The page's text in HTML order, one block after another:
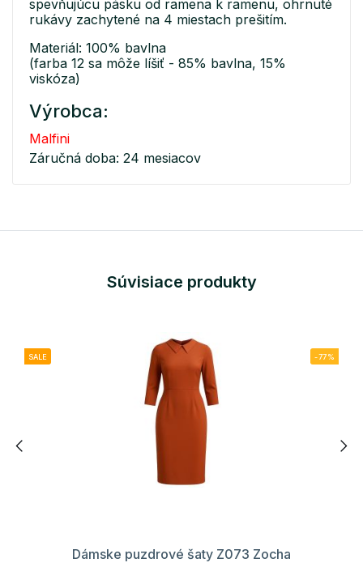
spevňujúcu pásku od ramena k ramenu, ohrnuté
rukávy zachytené na 4 miestach prešitím.
Materiál: 100% bavlna
(farba 12 sa môže líšiť - 85% bavlna, 15%
viskóza)
Výrobca:
Malfini
Záručná doba: 24 mesiacov
Súvisiace produkty
SALE -77%
Dámske puzdrové šaty Z073 Zocha